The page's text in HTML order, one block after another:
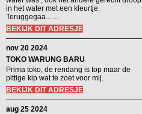
in het water met een kleurtje.
Teruggegaa.......
BEKIJK DIT ADRESJE
nov 20 2024
TOKO WARUNG BARU
Prima toko, de rendang is top maar de
pittige kip wat te zoet voor mij.
BEKIJK DIT ADRESJE
aug 25 2024